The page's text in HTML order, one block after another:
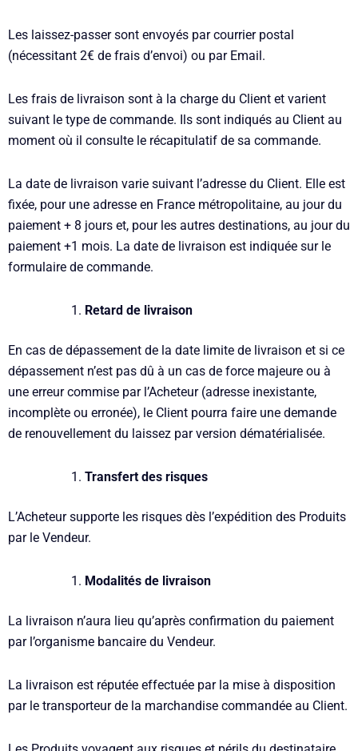
Les laissez-passer sont envoyés par courrier postal
(nécessitant 2€ de frais d’envoi) ou par Email.
Les frais de livraison sont à la charge du Client et varient
suivant le type de commande. Ils sont indiqués au Client au
moment où il consulte le récapitulatif de sa commande.
La date de livraison varie suivant l’adresse du Client. Elle est
fixée, pour une adresse en France métropolitaine, au jour du
paiement + 8 jours et, pour les autres destinations, au jour du
paiement +1 mois. La date de livraison est indiquée sur le
formulaire de commande.
Retard de livraison
En cas de dépassement de la date limite de livraison et si ce
dépassement n’est pas dû à un cas de force majeure ou à
une erreur commise par l’Acheteur (adresse inexistante,
incomplète ou erronée), le Client pourra faire une demande
de renouvellement du laissez par version dématérialisée.
Transfert des risques
L’Acheteur supporte les risques dès l’expédition des Produits
par le Vendeur.
Modalités de livraison
La livraison n’aura lieu qu’après confirmation du paiement
par l’organisme bancaire du Vendeur.
La livraison est réputée effectuée par la mise à disposition
par le transporteur de la marchandise commandée au Client.